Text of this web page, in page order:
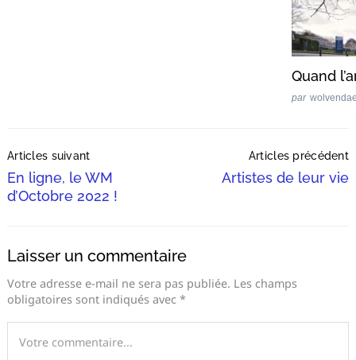
Quand
par
Navigation
Articles suivant
En ligne, le WM
d’Octobre 2022 !
Articles précédent
Artistes de leur vie
Laisser un commentaire
Votre adresse e-mail ne sera pas publiée. Les champs
obligatoires sont indiqués avec *